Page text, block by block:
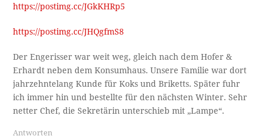
https://postimg.cc/JGkKHRp5
https://postimg.cc/JHQgfmS8
Der Engerisser war weit weg, gleich nach dem Hofer &
Erhardt neben dem Konsumhaus. Unsere Familie war dort
jahrzehntelang Kunde für Koks und Briketts. Später fuhr
ich immer hin und bestellte für den nächsten Winter. Sehr
netter Chef, die Sekretärin unterschieb mit „Lampe“.
Antworten